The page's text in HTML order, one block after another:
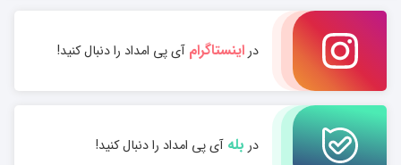
دراینستاگرامآی پی امداد را دنبال کنید!
در بلهآی پی امداد را دنبال کنید!